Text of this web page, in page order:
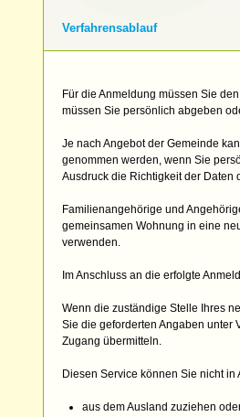
Verfahrensablauf
Für die Anmeldung müssen Sie
müssen Sie persönlich abgeben
Je nach Angebot der Gemeinde
genommen werden, wenn Sie
Ausdruck die Richtigkeit der Daten
Familienangehörige und
gemeinsamen Wohnung in eine
verwenden.
Im Anschluss an die erfolgte
Wenn die zuständige Stelle Ihres
Sie die geforderten Angaben unter
Zugang übermitteln.
Diesen Service können Sie nicht
aus dem Ausland zuziehen